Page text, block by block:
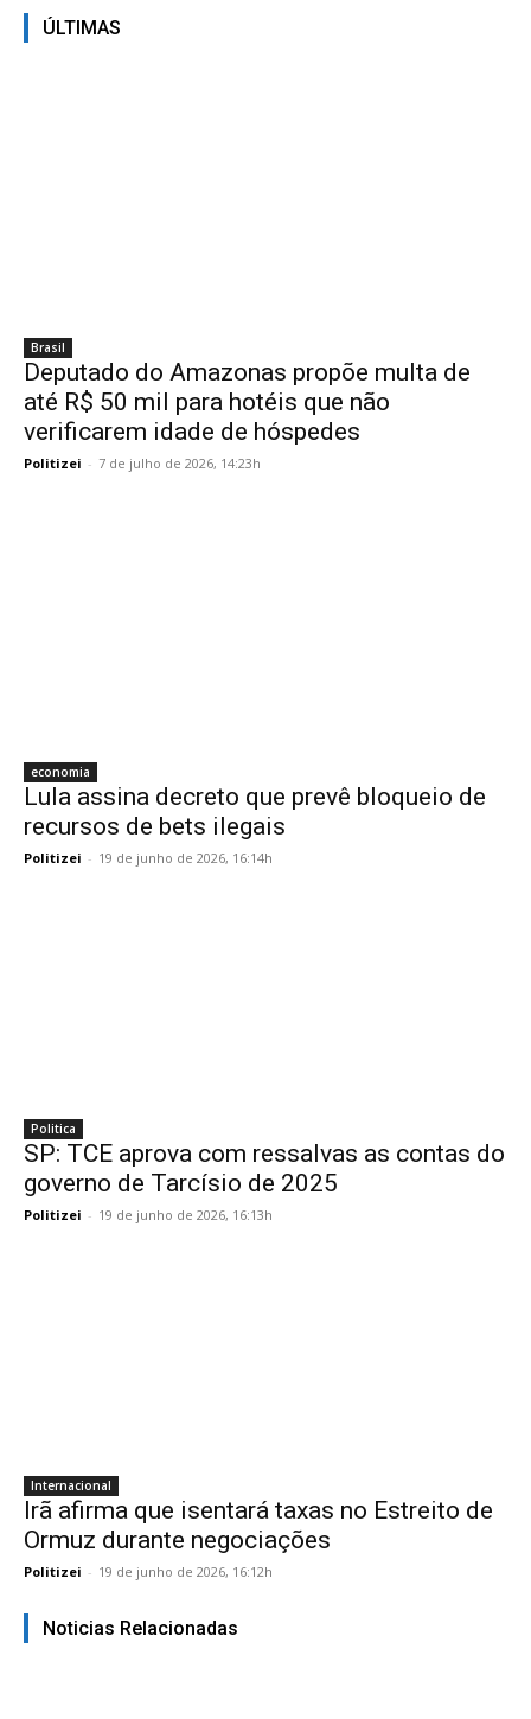
ÚLTIMAS
Brasil
Deputado do Amazonas propõe multa de
até R$ 50 mil para hotéis que não
verificarem idade de hóspedes
Politizei - 7 de julho de 2026, 14:23h
economia
Lula assina decreto que prevê bloqueio de
recursos de bets ilegais
Politizei - 19 de junho de 2026, 16:14h
Politica
SP: TCE aprova com ressalvas as contas do
governo de Tarcísio de 2025
Politizei - 19 de junho de 2026, 16:13h
Internacional
Irã afirma que isentará taxas no Estreito de
Ormuz durante negociações
Politizei - 19 de junho de 2026, 16:12h
Noticias Relacionadas